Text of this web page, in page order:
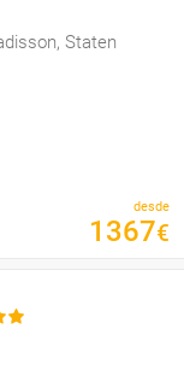
Staten
desde
1367€